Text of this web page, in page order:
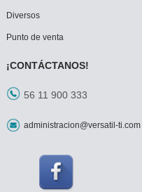
Diversos
Punto de venta
¡CONTÁCTANOS!
56 11 900 333
administracion@versatil-ti.com